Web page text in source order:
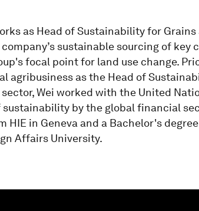
as Head of Sustainability for
sustainable sourcing of key
focal point for land use change.
agribusiness as the Head of
Wei worked with the United
by the global financial
HIE in Geneva and a Bachelor's
Affairs University.